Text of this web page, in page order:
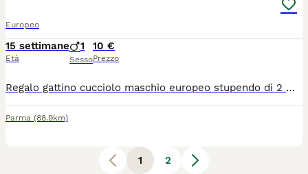
Europeo
15 settimane
Età
1
Sesso
10 €
Prezzo
Regalo gattino cucciolo maschio europeo stupendo di 2 mesi gia sverminato , primo vaccino da fare. Già imparato alla lettiera . Mi trovo in provincia di Parma Whatsapp o telefono 3892438480
Parma (88.9km)
1
2